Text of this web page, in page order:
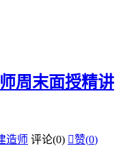
周末面授精讲
造师 评论(0) 赞(0)